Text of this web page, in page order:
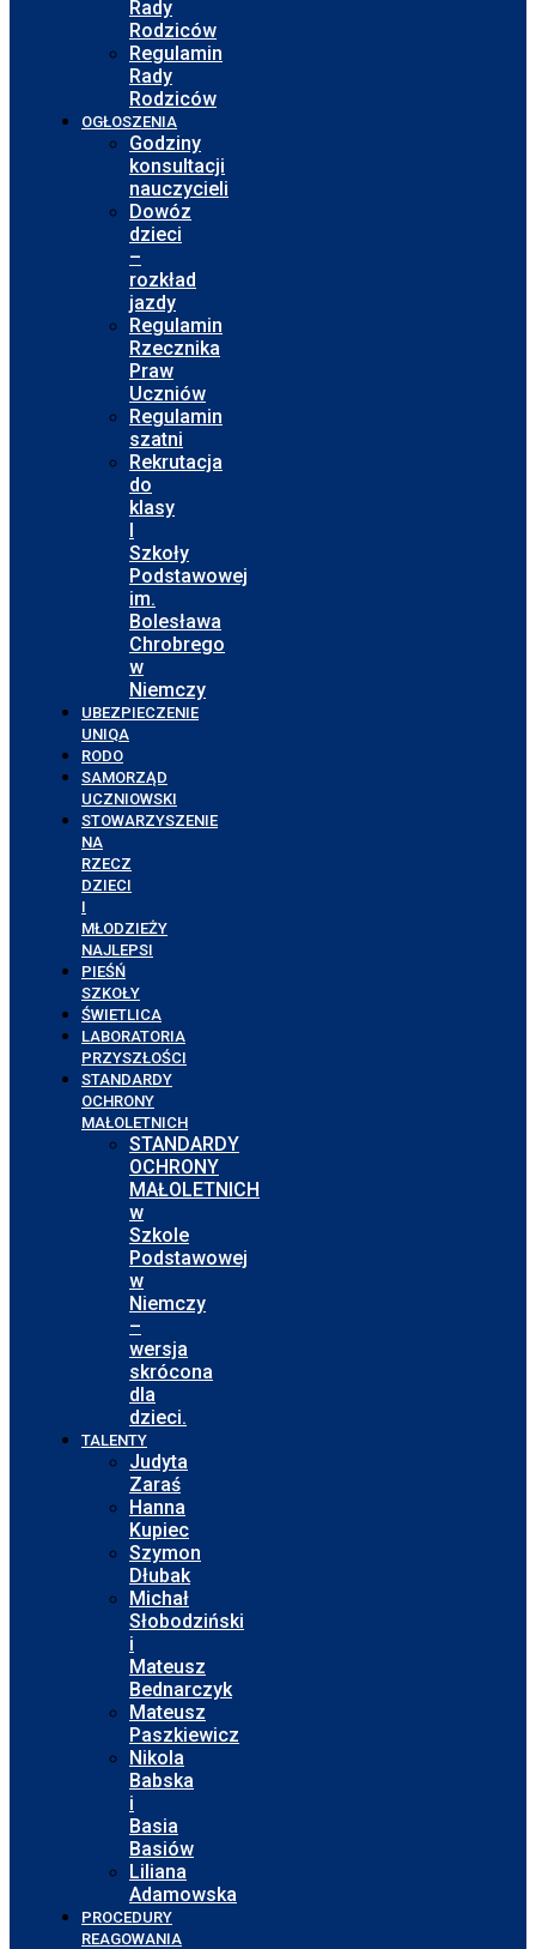
Rady
Rodziców
Regulamin
Rady
Rodziców
OGŁOSZENIA
Godziny
konsultacji
nauczycieli
Dowóz
dzieci
–
rozkład
jazdy
Regulamin
Rzecznika
Praw
Uczniów
Regulamin
szatni
Rekrutacja
do
klasy
I
Szkoły
Podstawowej
im.
Bolesława
Chrobrego
w
Niemczy
UBEZPIECZENIE
UNIQA
RODO
SAMORZĄD
UCZNIOWSKI
STOWARZYSZENIE
NA
RZECZ
DZIECI
I
MŁODZIEŻY
NAJLEPSI
PIEŚŃ
SZKOŁY
ŚWIETLICA
LABORATORIA
PRZYSZŁOŚCI
STANDARDY
OCHRONY
MAŁOLETNICH
STANDARDY
OCHRONY
MAŁOLETNICH
w
Szkole
Podstawowej
w
Niemczy
–
wersja
skrócona
dla
dzieci.
TALENTY
Judyta
Zaraś
Hanna
Kupiec
Szymon
Dłubak
Michał
Słobodziński
i
Mateusz
Bednarczyk
Mateusz
Paszkiewicz
Nikola
Babska
i
Basia
Basiów
Liliana
Adamowska
PROCEDURY
REAGOWANIA